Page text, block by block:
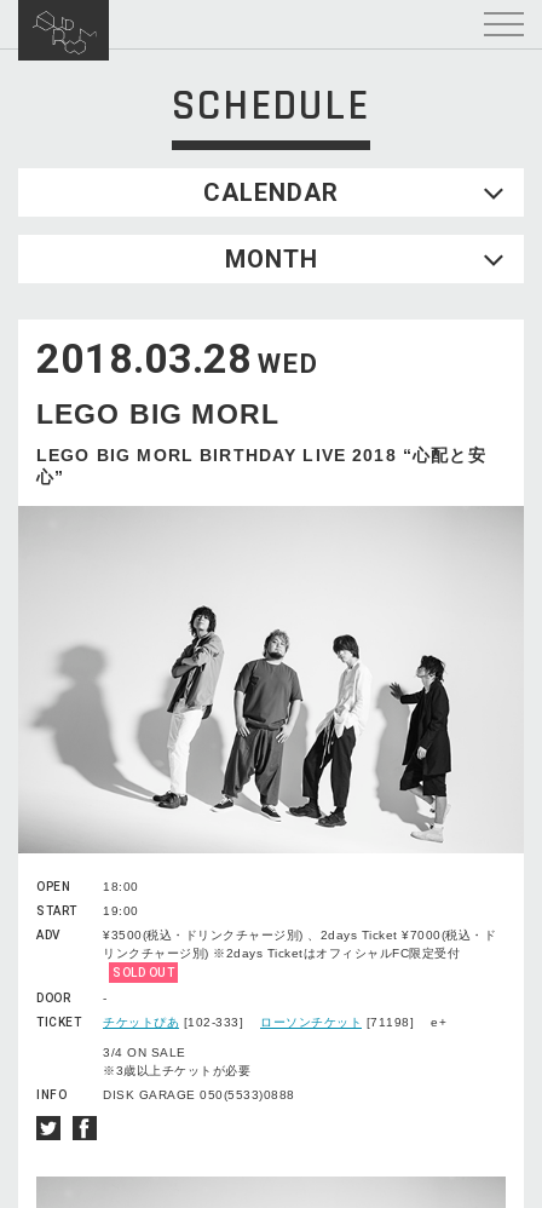
SCHEDULE
CALENDAR
WED
2
3 4 5
16
17 18 19
23
24 25 26 27 28
29
MONTH
2018.03.28 WED
LEGO BIG MORL
LEGO BIG MORL BIRTHDAY LIVE 2018 “心配と安
心”
OPEN
18:00
START
19:00
ADV
¥3500(税込・ドリンクチャージ別) 、2days Ticket ¥7000(税込・ド
リンクチャージ別) ※2days TicketはオフィシャルFC限定受付
SOLD OUT
DOOR
-
TICKET
チケットぴあ [102-333] ローソンチケット [71198] e+
3/4 ON SALE
※3歳以上チケットが必要
INFO
DISK GARAGE 050(5533)0888